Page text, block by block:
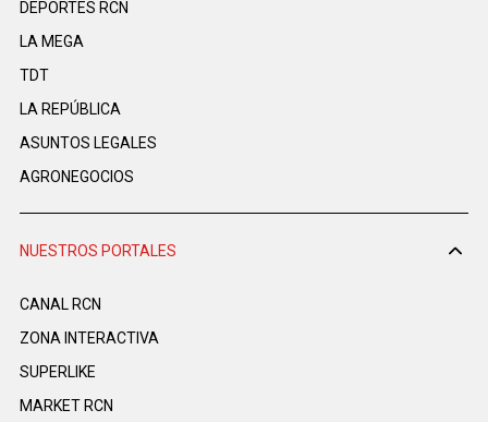
DEPORTES RCN
LA MEGA
TDT
LA REPÚBLICA
ASUNTOS LEGALES
AGRONEGOCIOS
NUESTROS PORTALES
CANAL RCN
ZONA INTERACTIVA
SUPERLIKE
MARKET RCN